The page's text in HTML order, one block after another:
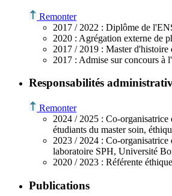
Remonter
2017 / 2022 : Diplôme de
2020 : Agrégation externe de
2017 / 2019 : Master d'histoire
2017 : Admise sur concours à
Responsabilités
Remonter
2024 / 2025 : Co-
étudiants du master soin,
2023 / 2024 : Co-organisatrice
laboratoire SPH, Université
2020 / 2023 : Référente éthique
Publications